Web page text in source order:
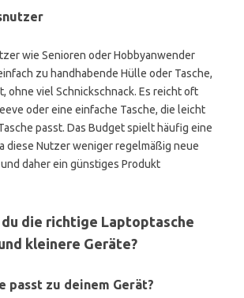
wie Senioren oder Hobbyanwender
zu handhabende Hülle oder Tasche,
ohne viel Schnickschnack. Es reicht oft
oder eine einfache Tasche, die leicht
passt. Das Budget spielt häufig eine
diese Nutzer weniger regelmäßig neue
daher ein günstiges Produkt
die richtige Laptoptasche
kleinere Geräte?
passt zu deinem Gerät?